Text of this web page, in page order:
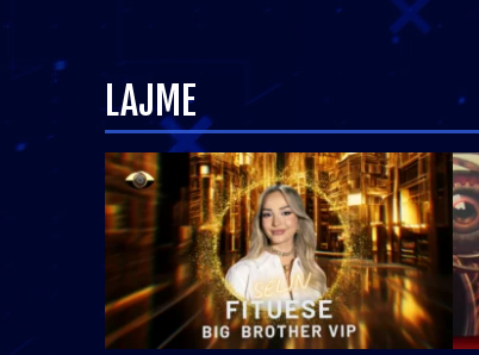
LAJME